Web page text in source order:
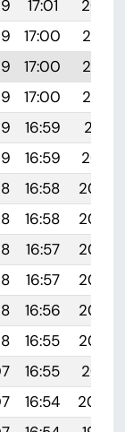
17:01
20:16
17:00
20:15
17:00
20:14
17:00
20:12
16:59
20:11
16:59
20:10
16:58
20:09
16:58
20:08
16:57
20:06
16:57
20:05
16:56
20:04
16:55
20:02
16:55
20:01
16:54
20:00